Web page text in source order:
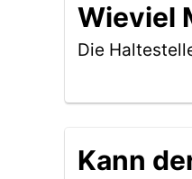
Wieviel
Die
Kann